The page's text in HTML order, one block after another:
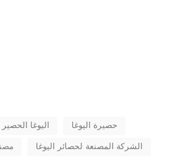
اليوغا
حصيرة اليوغا
الشركة المصنعة لحصائر اليوغا